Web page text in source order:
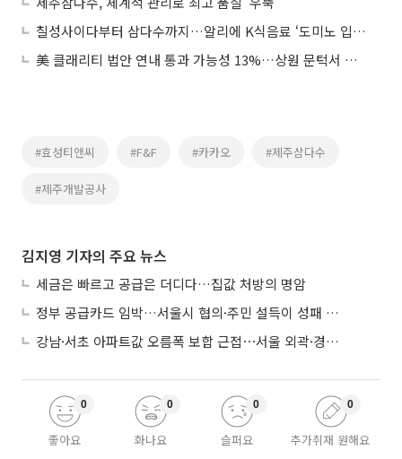
칠성사이다부터 삼다수까지…알리에 K식음료 ‘도미노 입점’
美 클래리티 법안 연내 통과 가능성 13%…상원 문턱서 제동
#효성티앤씨 #F&F #카카오 #제주삼다수
#제주개발공사
김지영 기자의 주요 뉴스
세금은 빠르고 공급은 더디다…집값 처방의 명암
정부 공급카드 임박…서울시 협의·주민 설득이 성패 가른다
강남·서초 아파트값 오름폭 보합 근접⋯서울 외곽·경기 남부 중심 매수세
좋아요
0
화나요
0
슬퍼요
0
추가취재 원해요
0